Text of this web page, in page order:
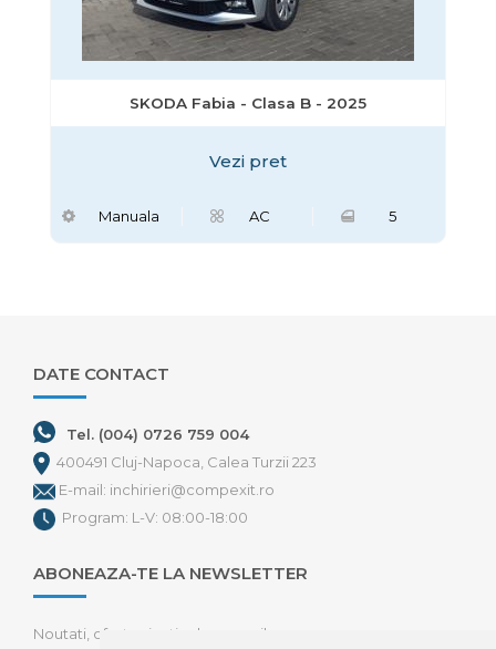
SKODA Fabia - Clasa B - 2025
Vezi pret
Manuala AC 5
DATE CONTACT
Tel. (004) 0726 759 004
400491 Cluj-Napoca, Calea Turzii 223
E-mail: inchirieri@compexit.ro
Program: L-V: 08:00-18:00
ABONEAZA-TE LA NEWSLETTER
Noutati, oferte si articole pe mail